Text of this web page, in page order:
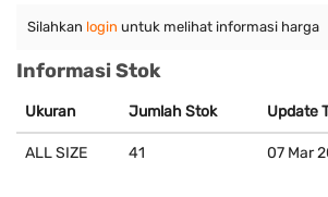
Silahkan login untuk melihat informasi harga
Informasi Stok
Ukuran Jumlah Stok Update
ALL SIZE 41 07 Mar